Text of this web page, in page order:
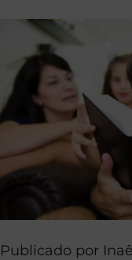
Publicado por